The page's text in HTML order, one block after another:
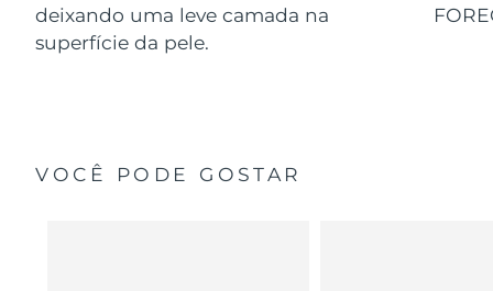
deixando uma leve camada na
superfície da pele.
VOCÊ PODE GOSTAR